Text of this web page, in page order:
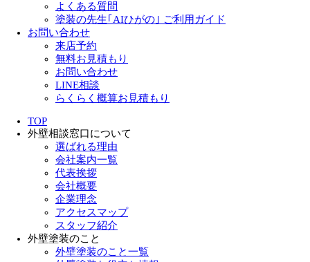
よくある質問
塗装の先生｢AIひがの｣ ご利用ガイド
お問い合わせ
来店予約
無料お見積もり
お問い合わせ
LINE相談
らくらく概算お見積もり
TOP
外壁相談窓口について
選ばれる理由
会社案内一覧
代表挨拶
会社概要
企業理念
アクセスマップ
スタッフ紹介
外壁塗装のこと
外壁塗装のこと一覧